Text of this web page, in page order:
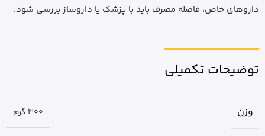
داروهای خاص، فاصله مصرف باید با پزشک یا داروساز بررسی شود.
توضیحات تکمیلی
وزن 300 گرم